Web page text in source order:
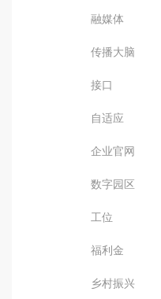
融媒体
传播大脑
接口
自适应
企业官网
数字园区
工位
福利金
乡村振兴